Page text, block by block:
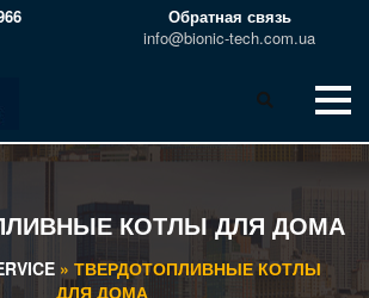
Обратная связь
info@bionic-tech.com.ua
КОТЛЫ ДЛЯ ДОМА
» ТВЕРДОТОПЛИВНЫЕ КОТЛЫ
ДЛЯ ДОМА